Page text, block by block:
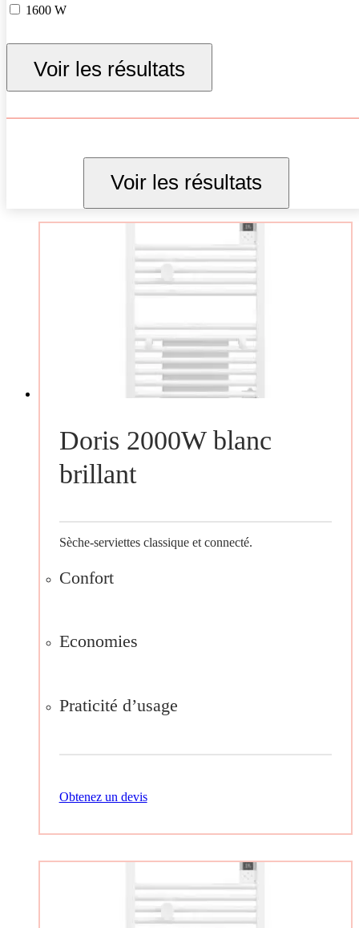
1600 W
1750 W
1800 W
2000 W
Voir les résultats
Voir les résultats
Doris 2000W blanc
brillant
Sèche-serviettes classique et connecté.
Confort
Economies
Praticité d’usage
Obtenez un devis